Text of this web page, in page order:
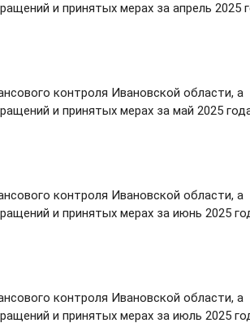
и принятых мерах за апрель 2025
контроля Ивановской области, а
и принятых мерах за май 2025
контроля Ивановской области, а
и принятых мерах за июнь 2025
контроля Ивановской области, а
и принятых мерах за июль 2025